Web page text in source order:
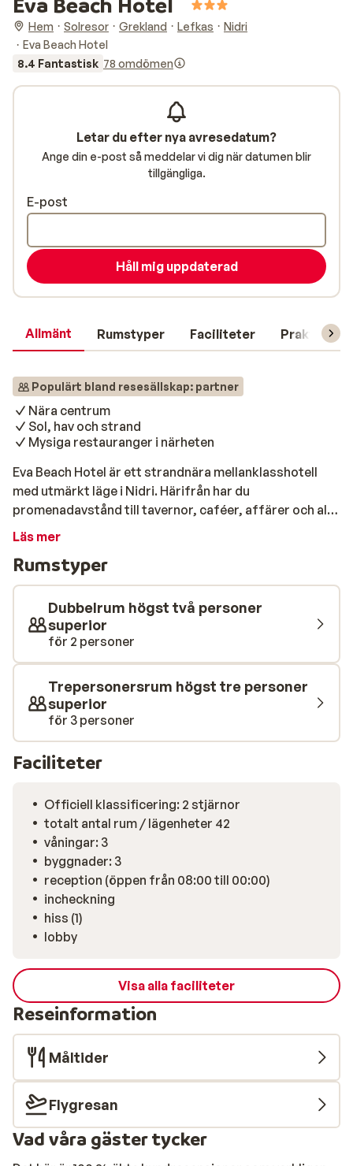
Hem Solresor Grekland Lefkas
Nidri
Eva Beach Hotel
8.4 Fantastisk 78 omdömen
Allmänt Rumstyper Faciliteter Praktisk
Populärt bland resesällskap: partner
Nära centrum
Sol, hav och strand
Mysiga restauranger i närheten
Eva Beach Hotel är ett strandnära mellanklasshotell
med utmärkt läge i Nidri. Härifrån har du
promenadavstånd till tavernor, caféer, affärer och allt
annat som Nidri har att erbjuda. Från hotellet är det
på hotellets solstolar med en fin utsikt över havet och
den intilliggande ön Skorpios. Njut av ett svalkande
dopp och den svalkande havsbrisen. När solen står
som högst och när hungern gör sig påmind tar du en
paus med en god grekisk lunch på en närliggande
taverna. Hotellet har en restaurang/bar där det
serveras frukost. Här erbjuds även försäljning av dryck
och lättare rätter.
Läs mer
Rumstyper
Dubbelrum högst två personer
superior
för 2 personer
Trepersonersrum högst tre personer
superior
för 3 personer
Faciliteter
Officiell klassificering: 2 stjärnor
totalt antal rum / lägenheter 42
våningar: 3
byggnader: 3
reception (öppen från 08:00 till 00:00)
incheckning
hiss (1)
lobby
Visa alla faciliteter
Reseinformation
Måltider
Flygresan
Vad våra gäster tycker
Letar du efter nya avresedatum?
Ange din e-post så meddelar vi dig när datumen blir
tillgängliga.
E-post
Håll mig uppdaterad